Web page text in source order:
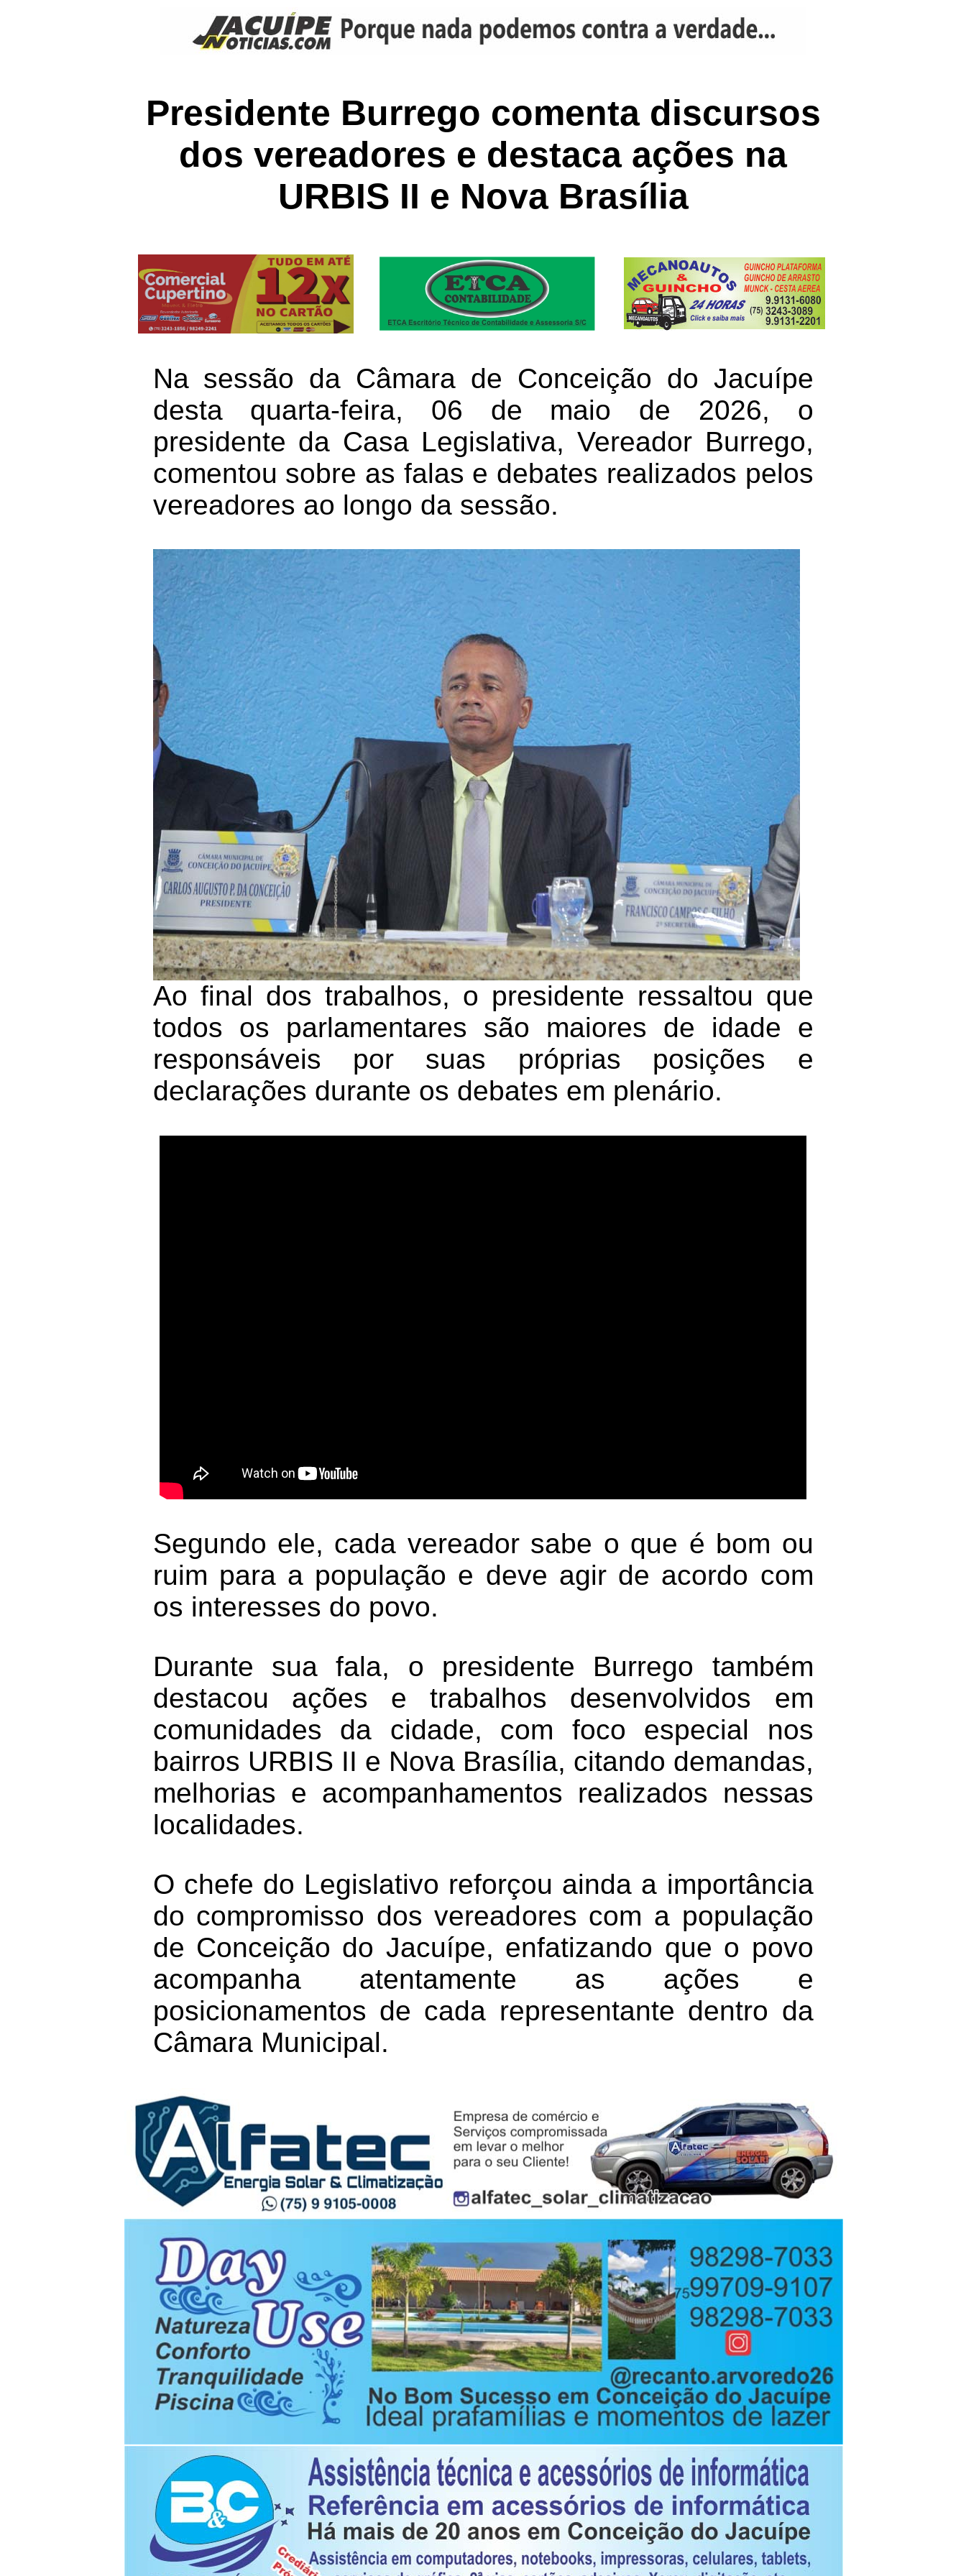
Presidente Burrego comenta discursos
dos vereadores e destaca ações na
URBIS II e Nova Brasília
Na sessão da Câmara de Conceição do Jacuípe
desta quarta-feira, 06 de maio de 2026, o
presidente da Casa Legislativa, Vereador Burrego,
comentou sobre as falas e debates realizados pelos
vereadores ao longo da sessão.
Ao final dos trabalhos, o presidente ressaltou que
todos os parlamentares são maiores de idade e
responsáveis por suas próprias posições e
declarações durante os debates em plenário.
Segundo ele, cada vereador sabe o que é bom ou
ruim para a população e deve agir de acordo com
os interesses do povo.
Durante sua fala, o presidente Burrego também
destacou ações e trabalhos desenvolvidos em
comunidades da cidade, com foco especial nos
bairros URBIS II e Nova Brasília, citando demandas,
melhorias e acompanhamentos realizados nessas
localidades.
O chefe do Legislativo reforçou ainda a importância
do compromisso dos vereadores com a população
de Conceição do Jacuípe, enfatizando que o povo
acompanha atentamente as ações e
posicionamentos de cada representante dentro da
Câmara Municipal.